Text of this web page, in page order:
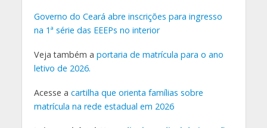
Governo do Ceará abre inscrições para ingresso
na 1ª série das EEEPs no interior
Veja também a portaria de matrícula para o ano
letivo de 2026.
Acesse a cartilha que orienta famílias sobre
matrícula na rede estadual em 2026